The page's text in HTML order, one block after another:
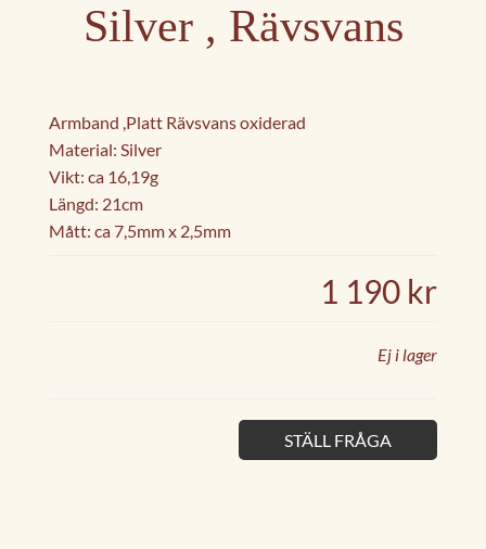
Silver , Rävsvans
Armband ,Platt Rävsvans oxiderad
Material: Silver
Vikt: ca 16,19g
Längd: 21cm
Mått: ca 7,5mm x 2,5mm
1 190 kr
Ej i lager
STÄLL FRÅGA